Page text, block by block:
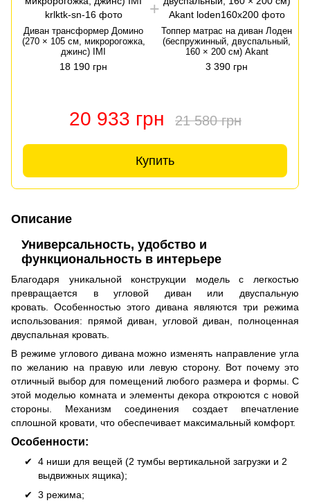
Диван трансформер Домино
(270 × 105 см, микророгожка,
джинс) IMI
18 190 грн
Топпер матрас на диван Лоден
(беспружинный, двуспальный,
160 × 200 см) Akant
3 390 грн
20 933 грн 21 580 грн
Купить
Описание
Универсальность, удобство и
функциональность в интерьере
Благодаря уникальной конструкции модель с легкостью
превращается в угловой диван или двуспальную
кровать. Особенностью этого дивана являются три режима
использования: прямой диван, угловой диван, полноценная
двуспальная кровать.
В режиме углового дивана можно изменять направление угла
по желанию на правую или левую сторону. Вот почему это
отличный выбор для помещений любого размера и формы. С
этой моделью комната и элементы декора откроются с новой
стороны. Механизм соединения создает впечатление
сплошной кровати, что обеспечивает максимальный комфорт.
Особенности:
4 ниши для вещей (2 тумбы вертикальной загрузки и 2
выдвижных ящика);
3 режима;